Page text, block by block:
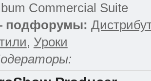
Commercial Suite
подфорумы:
, Уроки